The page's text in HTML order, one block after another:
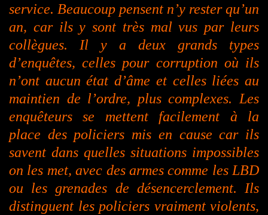
service. Beaucoup pensent n’y rester qu’un
an, car ils y sont très mal vus par leurs
collègues. Il y a deux grands types
d’enquêtes, celles pour corruption où ils
n’ont aucun état d’âme et celles liées au
maintien de l’ordre, plus complexes. Les
enquêteurs se mettent facilement à la
place des policiers mis en causecarils
savent dans quelles situations impossibles
on les met, avec des armes comme les LBD
ou les grenades de désencerclement. Ils
distinguent les policiers vraiment violents,